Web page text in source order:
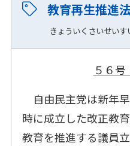
教育再生推進
きょういくさいせい
５６号
自由民主党は新年
時に成立した改正教
教育を推進する議員